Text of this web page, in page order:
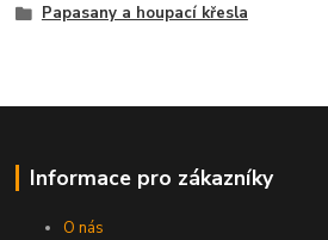
Papasany a houpací křesla
Informace pro zákazníky
O nás